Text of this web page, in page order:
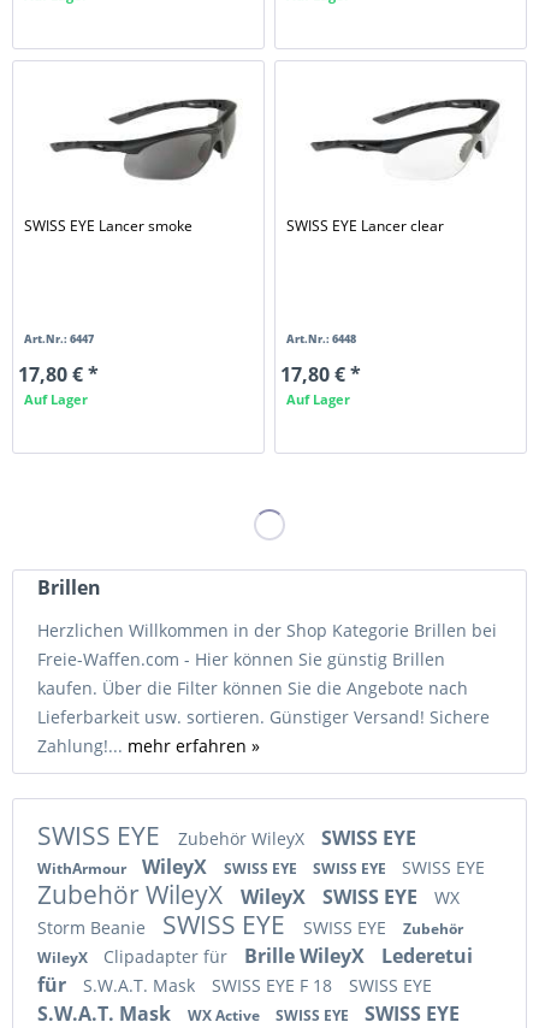
SWISS EYE Lancer smoke
Art.Nr.: 6447
17,80 € *
Auf Lager
SWISS EYE Lancer clear
Art.Nr.: 6448
17,80 € *
Auf Lager
Brillen
Herzlichen Willkommen in der Shop Kategorie Brillen bei
Freie-Waffen.com - Hier können Sie günstig Brillen
kaufen. Über die Filter können Sie die Angebote nach
Lieferbarkeit usw. sortieren. Günstiger Versand! Sichere
Zahlung!... mehr erfahren »
SWISS EYE Zubehör WileyX SWISS EYE
WithArmour WileyX SWISS EYE SWISS EYE SWISS EYE
Zubehör WileyX WileyX SWISS EYE
WX
Storm Beanie
SWISS EYE SWISS EYE
Zubehör
WileyX
Clipadapter für Brille WileyX
Lederetui
für
S.W.A.T. Mask SWISS EYE F 18 SWISS EYE
S.W.A.T. Mask WX Active SWISS EYE SWISS EYE